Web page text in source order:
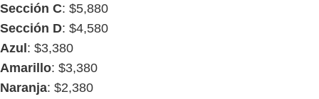
Sección C: $5,880
Sección D: $4,580
Azul: $3,380
Amarillo: $3,380
Naranja: $2,380